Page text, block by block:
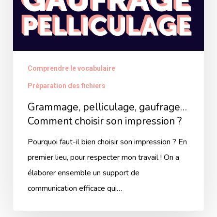
son
impression
Comprendre le vocabulaire
Préparation des fichiers
Grammage, pelliculage, gaufrage…
Comment choisir son impression ?
Pourquoi faut-il bien choisir son impression ? En
premier lieu, pour respecter mon travail ! On a
élaborer ensemble un support de
communication efficace qui…